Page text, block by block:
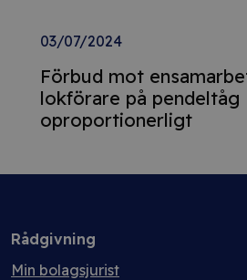
03/07/2024
Förbud mot
lokförare på pendeltåg
oproportionerligt
Rådgivning
Min bolagsjurist